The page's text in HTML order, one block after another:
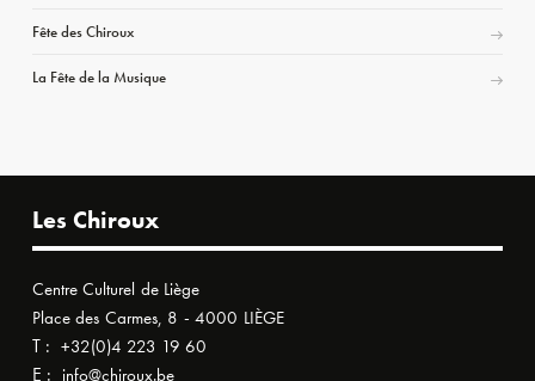
Fête des Chiroux
La Fête de la Musique
Les Chiroux
Centre Culturel de Liège
Place des Carmes, 8 - 4000 LIÈGE
T : +32(0)4 223 19 60
E : info@chiroux.be